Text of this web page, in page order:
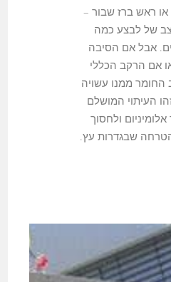
ראש ברז שבור –
של לבצע כמה
אבל אם הסיבה
אם הרקב הכללי
ממנו עשויה
העיתוי המושלם
ולחסוך
שבגדרות עץ.